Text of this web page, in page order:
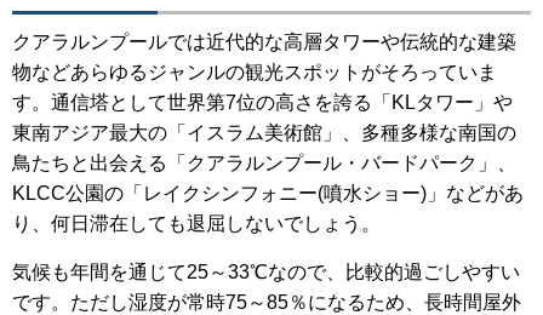
クアラルンプールでは近代的な高層タワーや伝統的な建築
物などあらゆるジャンルの観光スポットがそろっていま
す。通信塔として世界第7位の高さを誇る「KLタワー」や
東南アジア最大の「イスラム美術館」、多種多様な南国の
鳥たちと出会える「クアラルンプール・バードパーク」、
KLCC公園の「レイクシンフォニー(噴水ショー)」などがあ
り、何日滞在しても退屈しないでしょう。
気候も年間を通じて25～33℃なので、比較的過ごしやすい
です。ただし湿度が常時75～85％になるため、長時間屋外